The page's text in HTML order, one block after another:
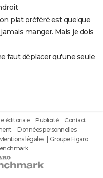
plat préféré est quelque
manger. Mais je dois
faut déplacer qu'une seule
éditoriale Publicité
Contact
Données personnelles
Mentions légales
Groupe Figaro